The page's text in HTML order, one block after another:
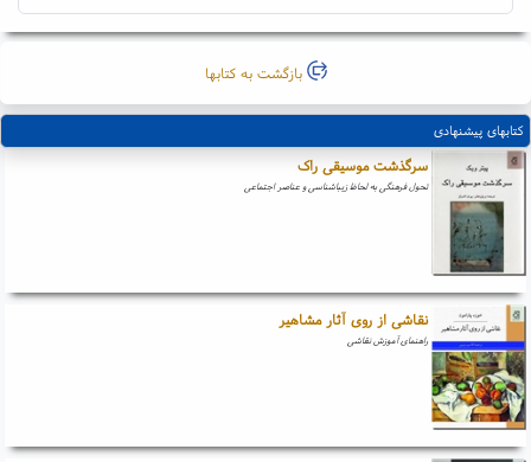
بازگشت به کتابها
کتابهای پیشنهادی
سرگذشت موسیقی راک
تحول فرهنگی به لحاظ زیباشناسی و عناصر اجتماعی
نقاشی از روی آثار مشاهیر
راهنمای آموزش نقاشی